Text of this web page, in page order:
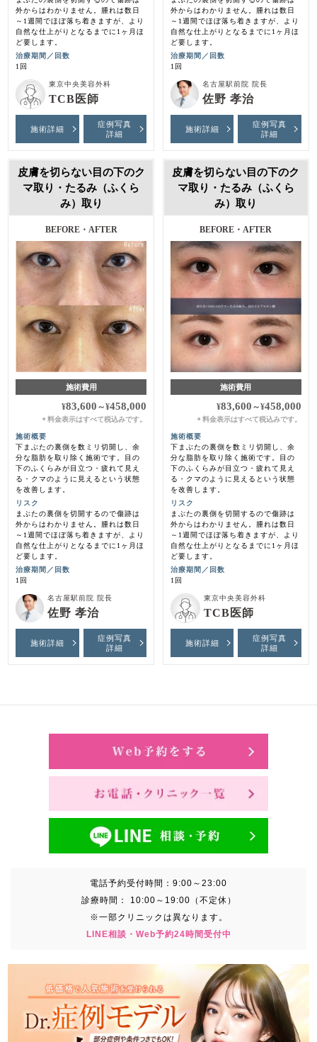
外からはわかりません。腫れは数日
～1週間でほぼ落ち着きますが、より
自然な仕上がりとなるまでに1ヶ月ほ
ど要します。
治療期間／回数
1回
東京中央美容外科
TCB医師
施術詳細
症例写真
詳細
外からはわかりません。腫れは数日
～1週間でほぼ落ち着きますが、より
自然な仕上がりとなるまでに1ヶ月ほ
ど要します。
治療期間／回数
1回
名古屋駅前院 院長
佐野 孝治
施術詳細
症例写真
詳細
皮膚を切らない目の下のク
マ取り・たるみ（ふくら
み）取り
BEFORE・AFTER
施術費用
¥83,600 ～¥458,000
＊料金表示はすべて税込みです。
施術概要
下まぶたの裏側を数ミリ切開し、余
分な脂肪を取り除く施術です。目の
下のふくらみが目立つ・疲れて見え
る・クマのように見えるという状態
を改善します。
リスク
まぶたの裏側を切開するので傷跡は
外からはわかりません。腫れは数日
～1週間でほぼ落ち着きますが、より
自然な仕上がりとなるまでに1ヶ月ほ
ど要します。
治療期間／回数
1回
名古屋駅前院 院長
佐野 孝治
施術詳細
症例写真
詳細
皮膚を切らない目の下のク
マ取り・たるみ（ふくら
み）取り
BEFORE・AFTER
施術費用
¥83,600 ～¥458,000
＊ 料金表示はすべて税込みです。
施術概要
下まぶたの裏側を数ミリ切開し、余
分な脂肪を取り除く施術です。目の
下のふくらみが目立つ・疲れて見え
る・クマのように見えるという状態
を改善します。
リスク
まぶたの裏側を切開するので傷跡は
外からはわかりません。腫れは数日
～1週間でほぼ落ち着きますが、より
自然な仕上がりとなるまでに1ヶ月ほ
ど要します。
治療期間／回数
1回
東京中央美容外科
TCB医師
施術詳細
症例写真
詳細
電話予約受付時間： 9:00～23:00
診療時間：
10:00～19:00（不定休）
※一部クリニックは異なります。
LINE相談・Web予約24時間受付中